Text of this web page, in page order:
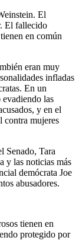
El
El fallecido
en común
eran muy
infladas
En un
las
y en el
contra mujeres
Senado, Tara
y las noticias más
demócrata Joe
abusadores.
tienen en
protegido por